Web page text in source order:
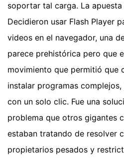
soportar tal carga. La
Decidieron usar Flash Player
videos en el navegador, una
parece prehistórica pero que
movimiento que permitió que
instalar programas
con un solo clic. Fue una
problema que otros gigantes
estaban tratando de resolver
propietarios pesados y